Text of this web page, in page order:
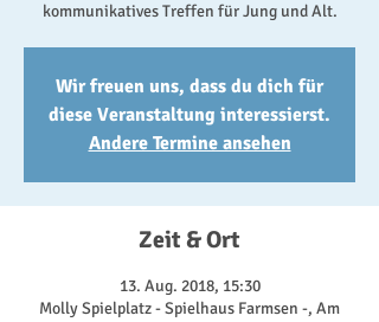
kommunikatives Treffen für Jung und Alt.
Wir freuen uns, dass du dich für
diese Veranstaltung interessierst.
Andere Termine ansehen
Zeit & Ort
13. Aug. 2018, 15:30
Molly Spielplatz - Spielhaus Farmsen -, Am